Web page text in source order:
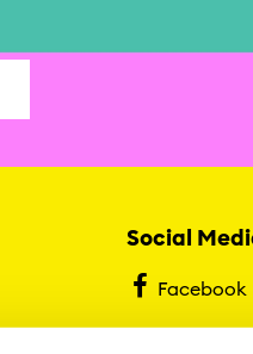
Social
Facebook